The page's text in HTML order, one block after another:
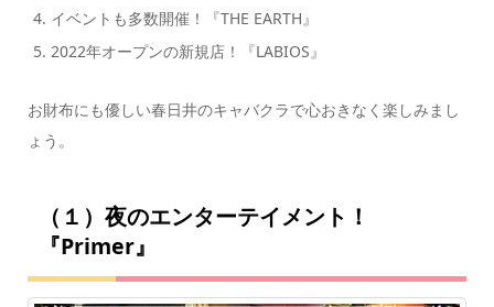
イベントも多数開催！『THE EARTH』
2022年オープンの新規店！『LABIOS』
お財布にも優しい春日井のキャバクラで心おきなく楽しみまし
ょう。
（１）夜のエンターテイメント！
『Primer』